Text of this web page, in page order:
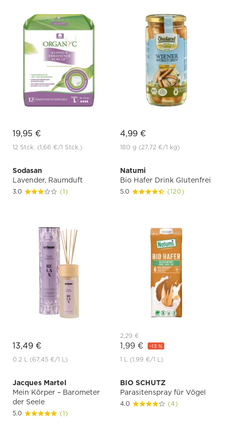
19,95 €
12 Stck. (1,66 €/1 Stck.)
4,99 €
180 g (27,72 €/1 kg)
Sodasan
Lavender, Raumduft
3.0 (1)
13,49 €
0.2 L (67,45 €/1 L)
Natumi
Bio Hafer Drink Glutenfrei
5.0 (120)
2,29 €
1,99 € -13 %
1 L (1,99 €/1 L)
Jacques Martel
Mein Körper – Barometer
der Seele
5.0 (1)
BIO SCHUTZ
Parasitenspray für Vögel
4.0 (4)